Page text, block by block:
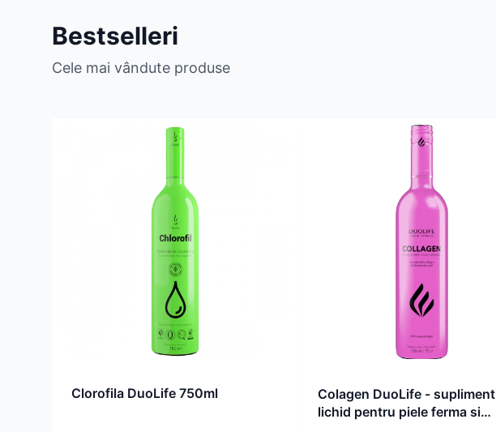
Bestselleri
Cele mai vândute produse
Clorofila DuoLife 750ml
Colagen DuoLife - supliment
lichid pentru piele ferma si